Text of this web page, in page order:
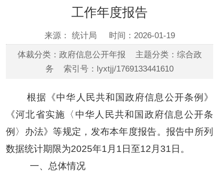
工作年度报告
来源： 统计局 时间：2026-01-19
体裁分类：政府信息公开年报 主题分类：综合政
务 索引号：lyxtjj/1769133441610
根据《中华人民共和国政府信息公开条例》
《河北省实施〈中华人民共和国政府信息公开条
例〉办法》等规定，发布本年度报告。报告中所列
数据统计期限为2025年1月1日至12月31日。
一、总体情况